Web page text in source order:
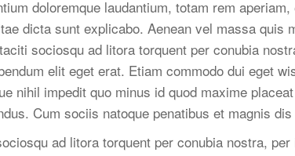
doloremque laudantium, totam rem
dicta sunt explicabo. Aenean vel massa
sociosqu ad litora torquent per conubia
elit eget erat. Etiam commodo dui eget
nihil impedit quo minus id quod maxime
Cum sociis natoque penatibus et magnis
ad litora torquent per conubia nostra,